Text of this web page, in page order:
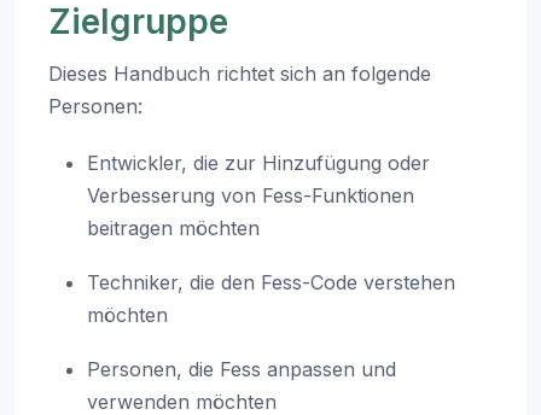
Zielgruppe
Dieses Handbuch richtet sich an folgende
Personen:
Entwickler, die zur Hinzufügung oder
Verbesserung von Fess-Funktionen
beitragen möchten
Techniker, die den Fess-Code verstehen
möchten
Personen, die Fess anpassen und
verwenden möchten